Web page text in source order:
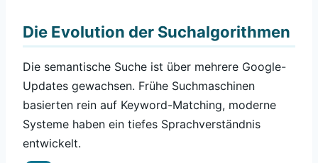
Die Evolution der Suchalgorithmen
Die semantische Suche ist über mehrere Google-
Updates gewachsen. Frühe Suchmaschinen
basierten rein auf Keyword-Matching, moderne
Systeme haben ein tiefes Sprachverständnis
entwickelt.